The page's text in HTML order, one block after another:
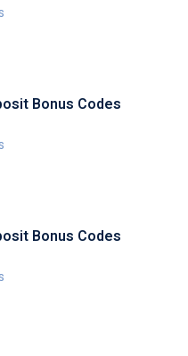
Bonus Codes
Bonus Codes